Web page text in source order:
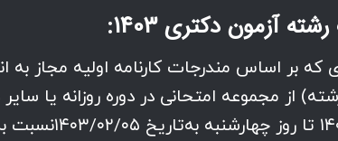
آزمون دکتری 1403:
که بر اساس مندرجات کارنامه اولیه مجاز
از مجموعه امتحانی در دوره روزانه یا سایر
به‌تاریخ ۱۴۰۳/